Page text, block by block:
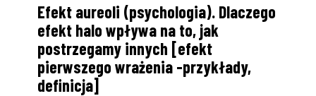
Efekt aureoli (psychologia). Dlaczego
efekt halo wpływa na to, jak
postrzegamy innych [efekt
pierwszego wrażenia -przykłady,
definicja]